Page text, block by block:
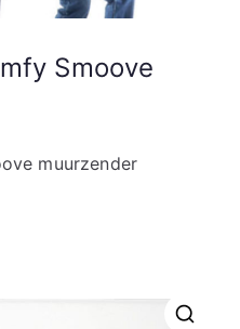
Smoove
muurzender